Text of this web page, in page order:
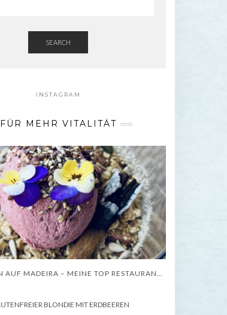
SEARCH
INSTAGRAM
FÜR MEHR VITALITÄT
VEGAN ESSEN AUF MADEIRA – MEINE TOP RESTAURANT TIPPS – WISSENSWERTES